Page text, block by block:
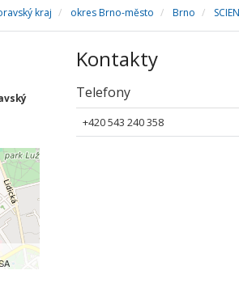
kraj okres Brno-město Brno
Kontakty
Telefony
+420 543 240 358